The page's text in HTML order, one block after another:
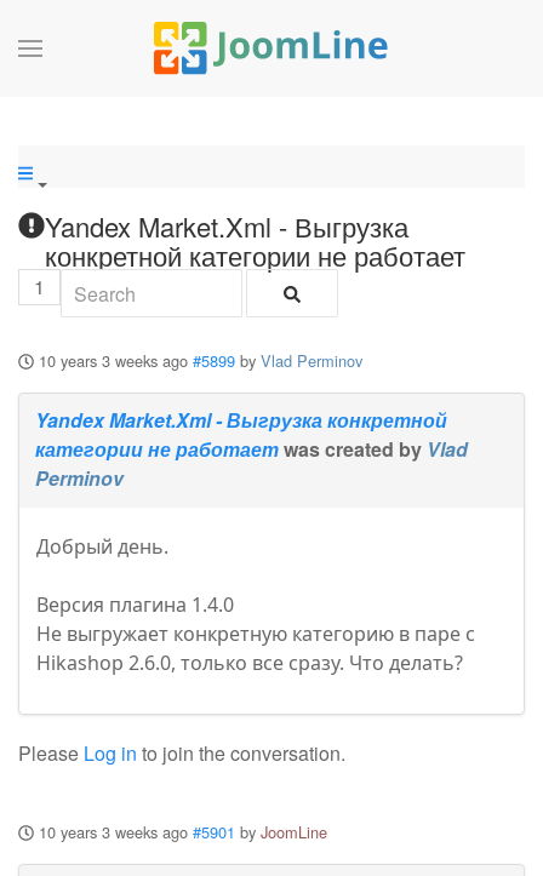
Yandex Market.Xml - Выгрузка
конкретной категории не работает
1
10 years 3 weeks ago #5899 by Vlad Perminov
Yandex Market.Xml - Выгрузка конкретной
категории не работаетwas created by Vlad
Perminov
Добрый день.
Версия плагина 1.4.0
Не выгружает конкретную категорию в паре с
Hikashop 2.6.0, только все сразу. Что делать?
Please Log in to join the conversation.
10 years 3 weeks ago #5901 by JoomLine